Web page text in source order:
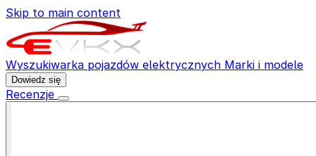
Skip to main content
Wyszukiwarka pojazdów elektrycznych Marki i modele
Dowiedz się
Recenzje